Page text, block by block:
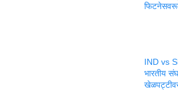
IND vs
भारतीय